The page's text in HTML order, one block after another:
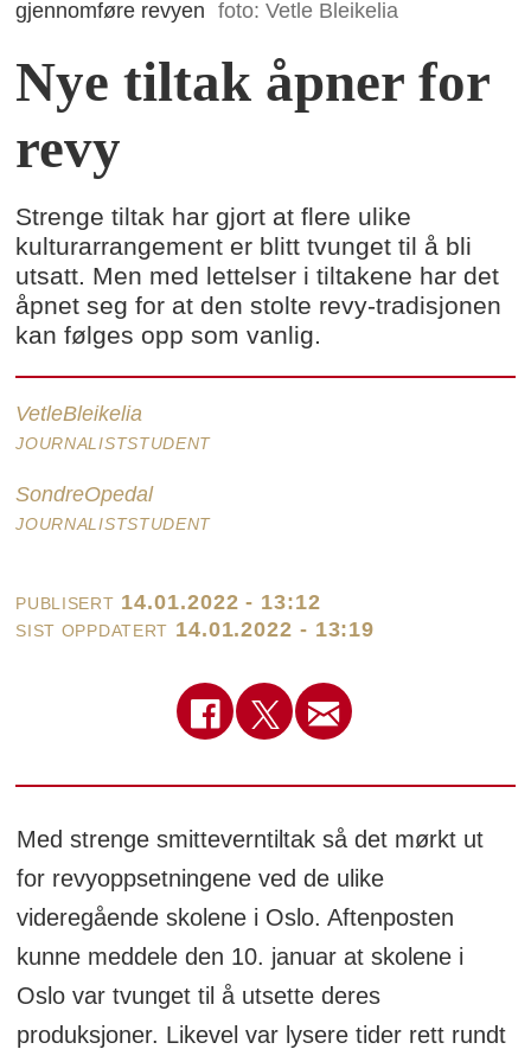
gjennomføre revyen foto: Vetle Bleikelia
Nye tiltak åpner for
revy
Strenge tiltak har gjort at flere ulike
kulturarrangement er blitt tvunget til å bli
utsatt. Men med lettelser i tiltakene har det
åpnet seg for at den stolte revy-tradisjonen
kan følges opp som vanlig.
VetleBleikelia
JOURNALISTSTUDENT
SondreOpedal
JOURNALISTSTUDENT
PUBLISERT 14.01.2022 - 13:12
SIST OPPDATERT 14.01.2022 - 13:19
Med strenge smitteverntiltak så det mørkt ut
for revyoppsetningene ved de ulike
videregående skolene i Oslo. Aftenposten
kunne meddele den 10. januar at skolene i
Oslo var tvunget til å utsette deres
produksjoner. Likevel var lysere tider rett rundt